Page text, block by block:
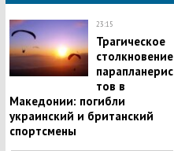
23:15
Трагическое
столкновение
парапланерис
тов в
Македонии: погибли
украинский и британский
спортсмены